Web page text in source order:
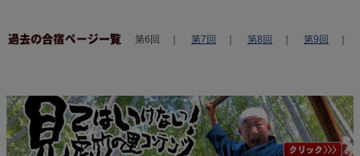
第6回 ｜ 第7回 第8回 第9回